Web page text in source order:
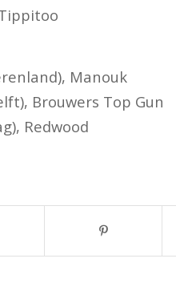
Manouk
Brouwers Top Gun
Redwood